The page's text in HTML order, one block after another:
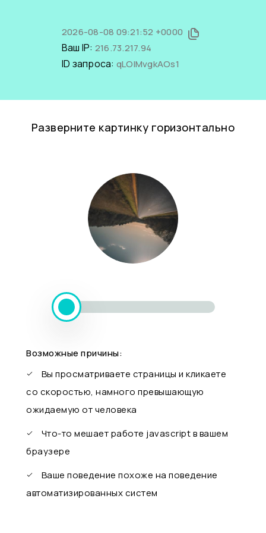
2026-08-08 09:21:52 +0000
Ваш IP: 216.73.217.94
ID запроса: qLOIMvgkAOs1
Разверните картинку горизонтально
Возможные причины:
Вы просматриваете страницы и кликаете
со скоростью, намного превышающую
ожидаемую от человека
Что-то мешает работе javascript в вашем
браузере
Ваше поведение похоже на поведение
автоматизированных систем